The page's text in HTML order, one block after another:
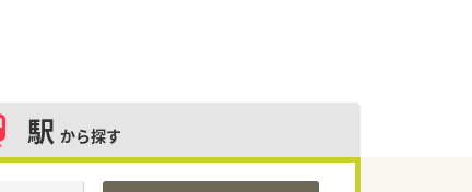
駅 から探す